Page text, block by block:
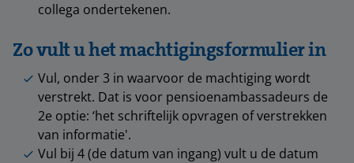
collega ondertekenen.
Zo vult u het machtigingsformulier in
Vul, onder 3 in waarvoor de machtiging wordt
verstrekt. Dat is voor pensioenambassadeurs de
2e optie: ‘het schriftelijk opvragen of verstrekken
van informatie'.
Vul bij 4 (de datum van ingang) vult u de datum